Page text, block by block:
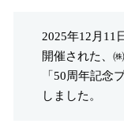
2025年12月11
開催された、
「50周年記念
しました。